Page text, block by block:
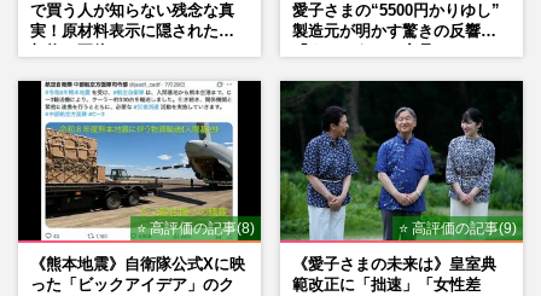
で買う人が知らない残念な真
実！原材料表示に隠された添
愛子さまの“5500円かりゆし”
製造元が明かす驚きの反響
⭐ 高評価の記事(8)
《熊本地震》自衛隊公式Xに映
った「ビックアイデア」のク
⭐ 高評価の記事(9)
《愛子さまの未来は》皇室典
範改正に「拙速」「女性差